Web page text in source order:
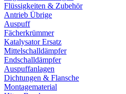
Flüssigkeiten & Zubehör
Antrieb Übrige
Auspuff
Fächerkrümmer
Katalysator Ersatz
Mittelschalldämpfer
Endschalldämpfer
Auspuffanlagen
Dichtungen & Flansche
Montagematerial